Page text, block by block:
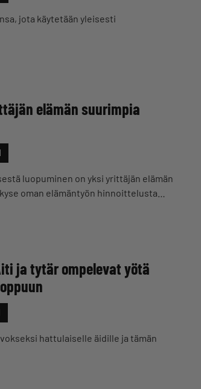
jota käytetään yleisesti
elämän suurimpia
luopuminen on yksi yrittäjän elämän
oman elämäntyön hinnoittelusta…
ja tytär ompelevat yötä
hattulaiselle äidille ja tämän